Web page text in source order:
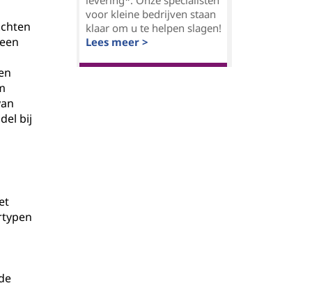
bij
voor kleine bedrijven staan
klaar om u te helpen slagen!
Lees meer >